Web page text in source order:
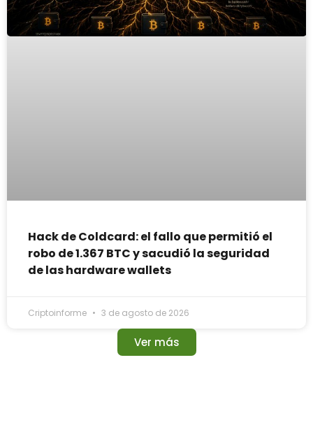
Hack de Coldcard: el fallo que permitió el
robo de 1.367 BTC y sacudió la seguridad
de las hardware wallets
Criptoinforme 3 de agosto de 2026
Ver más